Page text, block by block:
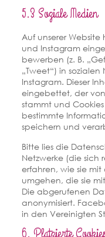
5.3 Soziale Medien
Auf unserer
und Instagram
bewerben (z. B.
„Tweet“) in
Instagram. Dieser
eingebettet, der
stammt und
bestimmte
speichern und
Bitte lies die
Netzwerke (die sich
erfahren, wie sie
umgehen, die sie
Die abgerufenen
anonymisiert.
in den Vereinigten
6. Platzierte